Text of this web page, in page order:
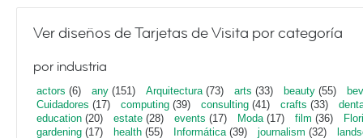
Ver diseños de Tarjetas de Visita por categoría
por industria
actors (6) any (151) Arquitectura(73) arts (33) beauty (55)
Cuidadores (17) computing (39) consulting (41) crafts (33)
education (20) estate (28) events (17) Moda(17) film (36)
gardening (17) health (55) Informática(39) journalism (32)